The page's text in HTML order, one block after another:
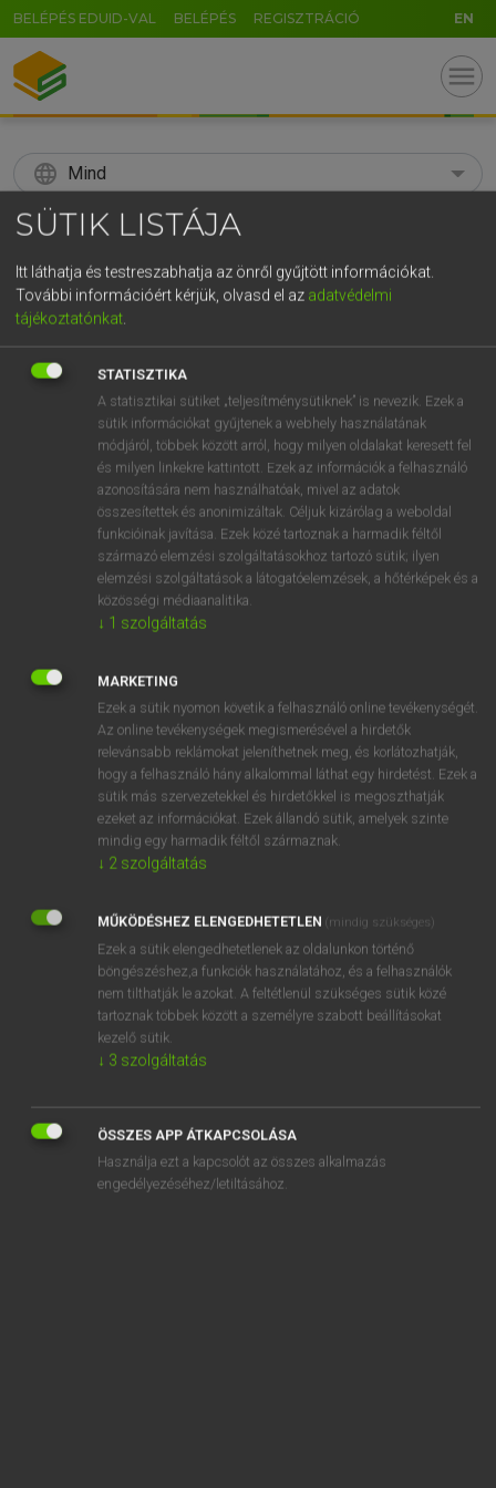
BELÉPÉS EDUID-VAL BELÉPÉS REGISZTRÁCIÓ EN
menu
language Mind
search
KERESÉS
Díjmentes angol szótár
blanket-weed fn békanyál
⚲ blanket-weedkeresése szótárainkban
DÍJMENTES ANGOL SZÓTÁR
blanket bath
blanket stitch
blanket-weed
SZOTAR.NET APPLIKÁCIÓ
ONLINE NYELVVIZSGA
SÜTIK LISTÁJA
Itt láthatja és testreszabhatja az önről gyűjtött információkat.
További információért kérjük, olvasd el az adatvédelmi
tájékoztatónkat
STATISZTIKA
A statisztikai sütiket „teljesítménysütiknek” is nevezik. Ezek a
sütik információkat gyűjtenek a webhely használatának
módjáról, többek között arról, hogy milyen oldalakat keresett fel
és milyen linkekre kattintott. Ezek az információk a felhasználó
azonosítására nem használhatóak, mivel az adatok
összesítettek és anonimizáltak. Céljuk kizárólag a weboldal
funkcióinak javítása. Ezek közé tartoznak a harmadik féltől
származó elemzési szolgáltatásokhoz tartozó sütik; ilyen
elemzési szolgáltatások a látogatóelemzések, a hőtérképek és a
közösségi médiaanalitika.
↓ 1 szolgáltatás
MARKETING
Ezek a sütik nyomon követik a felhasználó online tevékenységét.
Az online tevékenységek megismerésével a hirdetők
relevánsabb reklámokat jeleníthetnek meg, és korlátozhatják,
hogy a felhasználó hány alkalommal láthat egy hirdetést. Ezek a
sütik más szervezetekkel és hirdetőkkel is megoszthatják
ezeket az információkat. Ezek állandó sütik, amelyek szinte
mindig egy harmadik féltől származnak.
↓ 2 szolgáltatás
MŰKÖDÉSHEZ ELENGEDHETETLEN (mindig szükséges)
Ezek a sütik elengedhetetlenek az oldalunkon történő
böngészéshez,a funkciók használatához, és a felhasználók
nem tilthatják le azokat. A feltétlenül szükséges sütik közé
tartoznak többek között a személyre szabott beállításokat
kezelő sütik.
↓ 3 szolgáltatás
ÖSSZES APP ÁTKAPCSOLÁSA
Használja ezt a kapcsolót az összes alkalmazás
engedélyezéséhez/letiltásához.
GR
5 6 7 8 9 ö ü ó
r t z u i o p ő ú
k l ű
n m , . AltGr